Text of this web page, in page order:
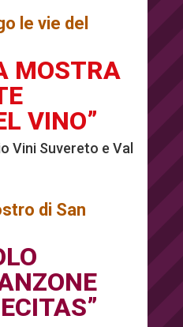
le vie del
MOSTRA
VINO”
Vini Suvereto e Val
di San